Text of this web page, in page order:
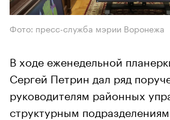
Фото: пресс-служба мэрии Воронежа
В ходе еженедельной
Сергей Петрин дал ряд
руководителям районных
структурным